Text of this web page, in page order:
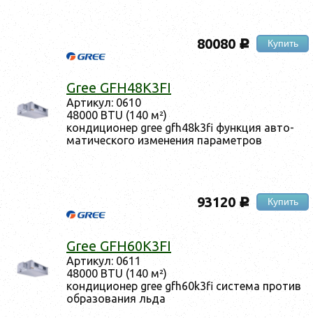
80080 c Купить
Gree GFH48K3FI
Ар­ти­кул: 0610
48000 BTU (140 м²)
кон­ди­ци­онер gree gfh48k3fi фун­кция ав­то­
мати­чес­ко­го из­ме­нения па­рамет­ров
93120 c Купить
Gree GFH60K3FI
Ар­ти­кул: 0611
48000 BTU (140 м²)
кон­ди­ци­онер gree gfh60k3fi сис­те­ма про­тив
об­ра­зова­ния ль­да